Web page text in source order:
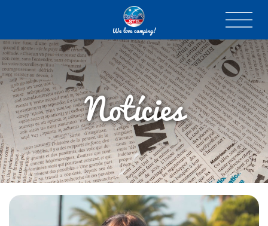
We love camping!
Notícies